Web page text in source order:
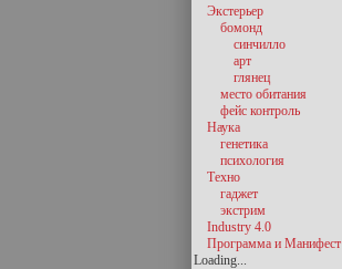
Экстерьер
бомонд
синчилло
арт
глянец
место обитания
фейс контроль
Наука
генетика
психология
Техно
гаджет
экстрим
Industry 4.0
Программа и Манифест
Loading...